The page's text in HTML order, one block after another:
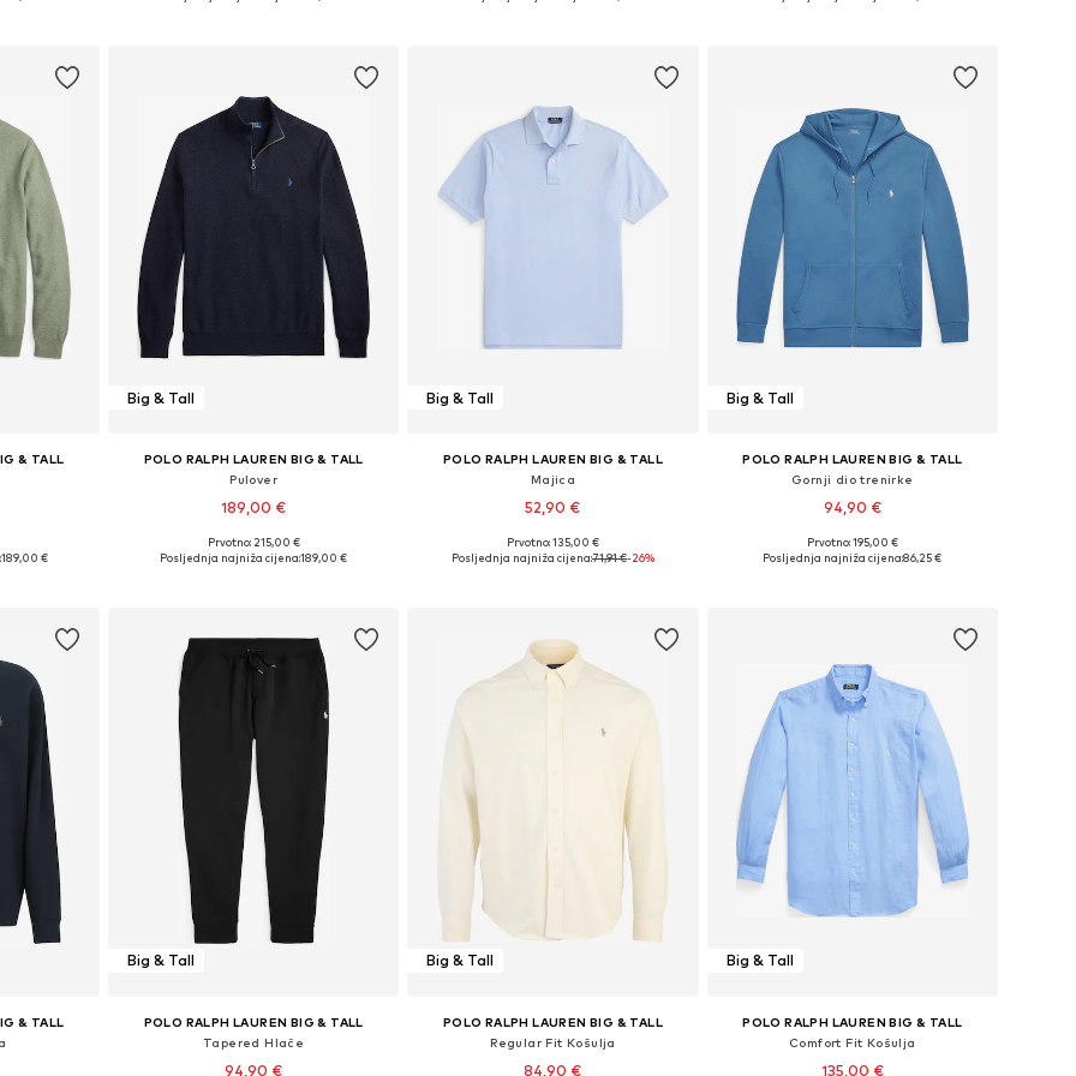
& TALL
189,00 €
Big & Tall
POLO RALPH LAUREN BIG & TALL
Pulover
189,00 €
Dostupne veličine: XXXL, 4XL, 5XL, 6XL, 7XL
Prvotno: 215,00 €
Posljednja najniža cijena:189,00 €
Big & Tall
POLO RALPH LAUREN BIG & TALL
Majica
52,90 €
+4
Dostupne veličine: 6XL
Prvotno: 135,00 €
Posljednja najniža cijena:71,91 €-26%
Big & Tall
POLO RALPH LAUREN BIG & TALL
Gornji dio trenirke
94,90 €
Dostupne veličine: XXXL
Prvotno: 195,00 €
Posljednja najniža cijena:86,25 €
& TALL
Big & Tall
POLO RALPH LAUREN BIG & TALL
Tapered Hlače
94,90 €
Big & Tall
POLO RALPH LAUREN BIG & TALL
Regular Fit Košulja
84,90 €
Big & Tall
POLO RALPH LAUREN BIG & TALL
Comfort Fit Košulja
135,00 €